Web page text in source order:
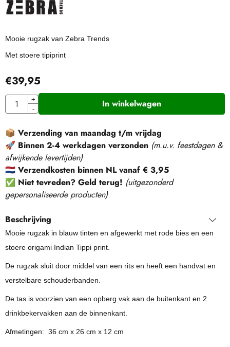
Mooie rugzak van Zebra Trends
Met stoere tipiprint
€39,95
Aantal
+
-
In winkelwagen
📦 Verzending van maandag t/m vrijdag
🚀 Binnen 2-4 werkdagen verzonden (m.u.v. feestdagen &
afwijkende levertijden)
🇳🇱 Verzendkosten binnen NL vanaf € 3,95
✅ Niet tevreden? Geld terug! (uitgezonderd
gepersonaliseerde producten)
Beschrijving
Mooie rugzak in blauw tinten en afgewerkt met rode bies en een
stoere origami Indian Tippi print.
De rugzak sluit door middel van een rits en heeft een handvat en
verstelbare schouderbanden.
De tas is voorzien van een opberg vak aan de buitenkant en 2
drinkbekervakken aan de binnenkant.
Afmetingen: 36 cm x 26 cm x 12 cm